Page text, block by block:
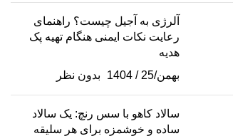
آلرژی به آجیل چیست؟ راهنمای
رعایت نکات ایمنی هنگام تهیه پک
هدیه
بهمن/25 / 1404
بدون نظر
سالاد کاهو با سس رنچ: یک سالاد
ساده و خوشمزه برای هر سلیقه